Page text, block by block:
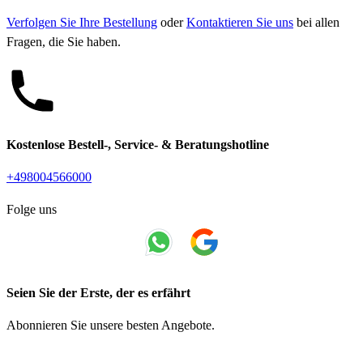
Verfolgen Sie Ihre Bestellung oderKontaktieren Sie uns bei allen
Fragen, die Sie haben.
Kostenlose Bestell-, Service- & Beratungshotline
+498004566000
Folge uns
Seien Sie der Erste, der es erfährt
Abonnieren Sie unsere besten Angebote.